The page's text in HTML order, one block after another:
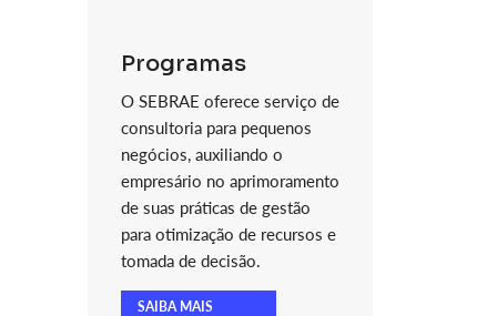
Programas
O SEBRAE oferece serviço de
consultoria para pequenos
negócios, auxiliando o
empresário no aprimoramento
de suas práticas de gestão
para otimização de recursos e
tomada de decisão.
SAIBA MAIS